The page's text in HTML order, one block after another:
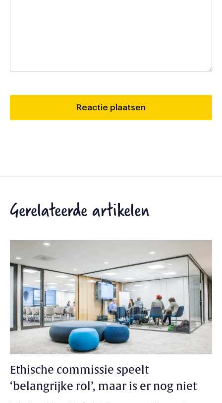
Gerelateerde artikelen
Ethische commissie speelt
‘belangrijke rol’, maar is er nog niet